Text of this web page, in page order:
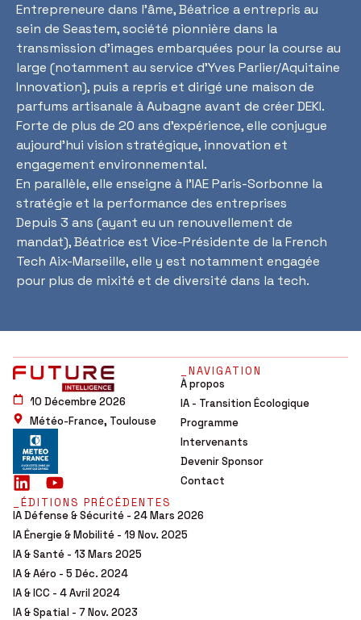
Entrepreneure dans l’âme, Béatrice a entrepris au
sein de Seastem, société pionnière dans la
transmission d’images embarquées pour la course au
large (notamment au service d’Yves Parlier/Aquitaine
Innovation), puis a repris et dirigé une maison de
parfums artisanale à Aubagne avant de créer DEKI.
Forte de plus de 20 ans d’expérience, elle conjugue
aujourd’hui vision stratégique, innovation et
engagement environnemental.
En parallèle, elle enseigne à l’IAE Paris-Sorbonne la
stratégie et la performance des entreprises
Depuis 3 ans (ayant eu un renouvellement de
mandat), Béatrice est Vice-Présidente de la French
Tech Aix-Marseille, elle y est notamment engagée
pour plus de mixité et de diversité dans la tech.
10 Décembre 2026
Météo-France, Toulouse
_NAVIGATION
À propos
IA - Transition Écologique
Programme
Intervenants
Devenir Sponsor
Contact
_ÉDITIONS PRÉCÉDENTES
IA Défense & Sécurité - 24 Mars 2026
IA Énergie & Mobilité - 19 Nov. 2025
IA & Santé - 13 Mars 2025
IA & Aéro - 5 Déc. 2024
IA & ICC - 4 Avril 2024
IA & Spatial - 7 Nov. 2023